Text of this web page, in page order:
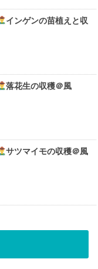
インゲンの苗植えと収
落花生の収穫＠風
サツマイモの収穫＠風